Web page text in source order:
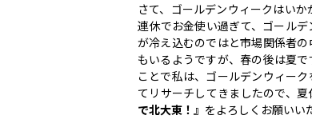
さて、ゴールデンウィークはい
連休でお金使い過ぎて、ゴール
が冷え込むのではと市場関係者
もいるようですが、春の後は夏
ことで私は、ゴールデンウィー
てリサーチしてきましたので、
で北大東！』 をよろしくお願いい